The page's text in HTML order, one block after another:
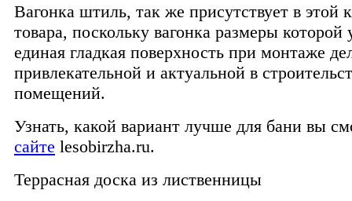
Вагонка штиль, так же присутствует в этой
товара, поскольку вагонка размеры которой
единая гладкая поверхность при монтаже
привлекательной и актуальной в
помещений.
Узнать, какой вариант лучше для бани вы
сайте lesobirzha.ru.
Террасная доска из лиственницы